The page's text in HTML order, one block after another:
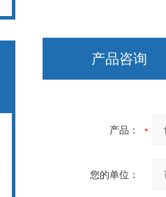
产品咨询
产品：
您的单位：